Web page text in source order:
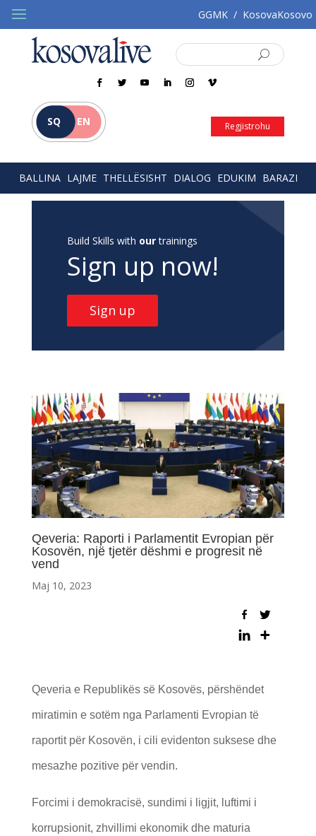
GGMK / KosovaKosovo
SQ EN Regjistrohu
BALLINA LAJME THELLËSISHT DIALOG EDUKIM BARAZI
Build Skills with ourtrainings
Sign up now!
Sign up
Qeveria: Raporti i Parlamentit Evropian për
Kosovën, një tjetër dëshmi e progresit në
vend
Maj 10, 2023
Qeveria e Republikës së Kosovës, përshëndet
miratimin e sotëm nga Parlamenti Evropian të
raportit për Kosovën, i cili evidenton suksese dhe
mesazhe pozitive për vendin.
Forcimi i demokracisë, sundimi i ligjit, luftimi i
korrupsionit, zhvillimi ekonomik dhe maturia